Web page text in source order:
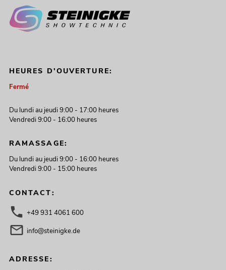
HEURES D'OUVERTURE:
Fermé
Du lundi au jeudi 9:00 - 17:00 heures
Vendredi 9:00 - 16:00 heures
RAMASSAGE:
Du lundi au jeudi 9:00 - 16:00 heures
Vendredi 9:00 - 15:00 heures
CONTACT:
+49 931 4061 600
info@steinigke.de
ADRESSE: